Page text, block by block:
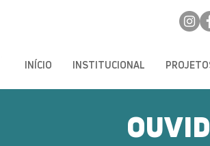
INÍCIO INSTITUCIONAL